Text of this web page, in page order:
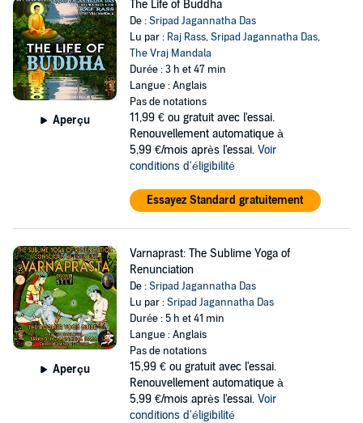
Aperçu
The Life of Buddha
De :Sripad Jagannatha Das
Lu par : Raj Rass,Sripad Jagannatha Das,
The Vraj Mandala
Durée : 3 h et 47 min
Langue : Anglais
Pas de notations
11,99 € ou gratuit avec l'essai.
Renouvellement automatique à
5,99 €/mois après l'essai. Voir
conditions d'éligibilité
Essayez Standard gratuitement
Aperçu
Varnaprast: The Sublime Yoga of
Renunciation
De :Sripad Jagannatha Das
Lu par :Sripad Jagannatha Das
Durée : 5 h et 41 min
Langue : Anglais
Pas de notations
15,99 € ou gratuit avec l'essai.
Renouvellement automatique à
5,99 €/mois après l'essai. Voir
conditions d'éligibilité